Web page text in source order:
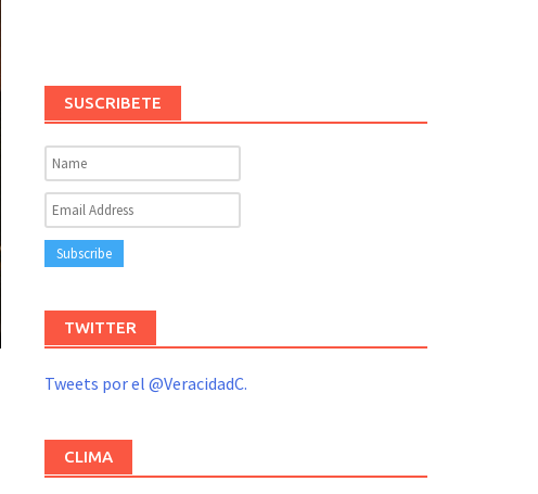
SUSCRIBETE
TWITTER
Tweets por el @VeracidadC.
CLIMA